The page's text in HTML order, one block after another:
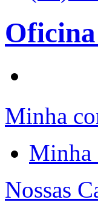
Minha
Minha
Nossas